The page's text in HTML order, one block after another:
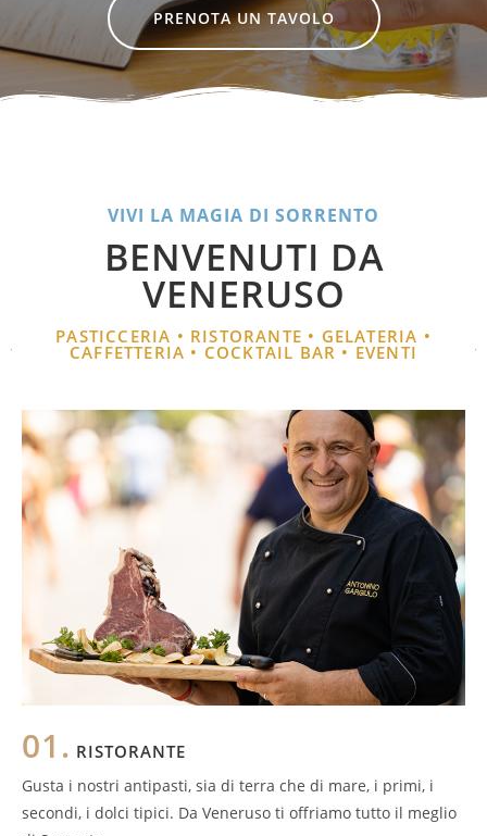
PRENOTA UN TAVOLO
VIVI LA MAGIA DI SORRENTO
BENVENUTI DA
VENERUSO
PASTICCERIA • RISTORANTE • GELATERIA •
CAFFETTERIA • COCKTAIL BAR • EVENTI
01. RISTORANTE
Gusta i nostri antipasti, sia di terra che di mare, i primi, i
secondi, i dolci tipici. Da Veneruso ti offriamo tutto il meglio